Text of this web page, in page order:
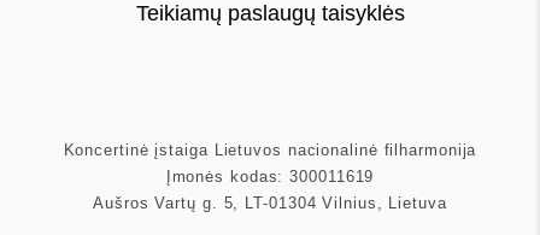
Teikiamų paslaugų taisyklės
Koncertinė įstaiga Lietuvos nacionalinė filharmonija
Įmonės kodas: 300011619
Aušros Vartų g. 5, LT-01304 Vilnius, Lietuva